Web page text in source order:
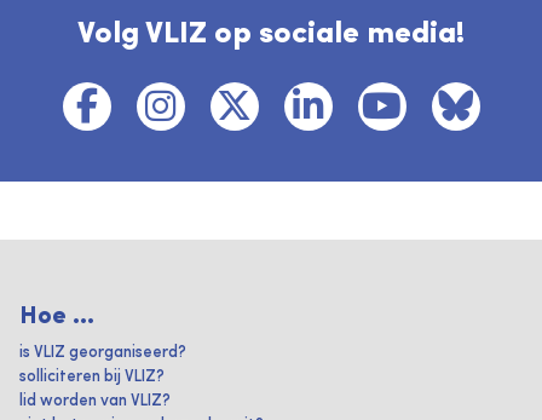
Volg VLIZ op sociale media!
Hoe ...
is VLIZ georganiseerd?
solliciteren bij VLIZ?
lid worden van VLIZ?